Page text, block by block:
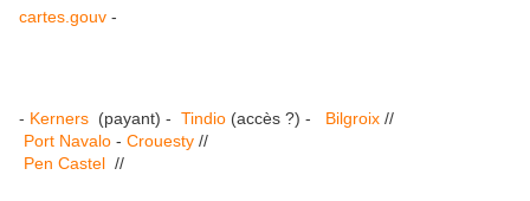
cartes.gouv -
- Kerners (payant) - Tindio (accès ?) - Bilgroix //
Port Navalo - Crouesty //
Pen Castel //